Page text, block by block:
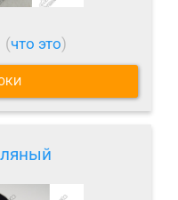
(что это)